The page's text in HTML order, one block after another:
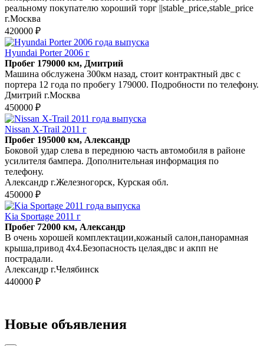
реальному покупателю хороший торг ||stable_price,stable_price
г.Москва
420000 ₽
Hyundai Porter 2006 г
Пробег 179000 км, Дмитрий
Машина обслужена 300км назад, стоит контрактный двс с
портера 12 года по пробегу 179000. Подробности по телефону.
Дмитрий г.Москва
450000 ₽
Nissan X-Trail 2011 г
Пробег 195000 км, Александр
Боковой удар слева в переднюю часть автомобиля в районе
усилителя бампера. Дополнительная информация по
телефону.
Александр г.Железногорск, Курская обл.
450000 ₽
Kia Sportage 2011 г
Пробег 72000 км, Александр
В очень хорошей комплектации,кожаный салон,панорамная
крыша,привод 4х4.Безопасность целая,двс и акпп не
пострадали.
Александр г.Челябинск
440000 ₽
Новые объявления